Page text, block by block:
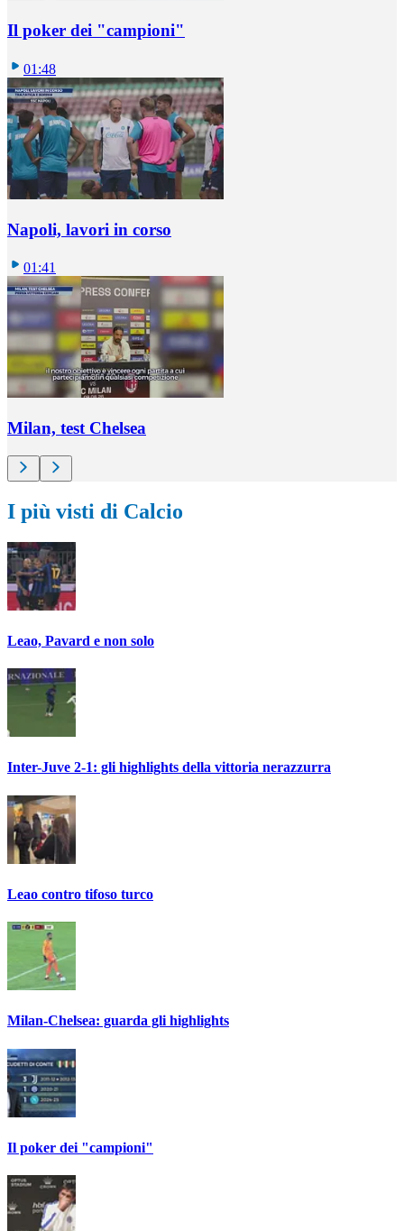
Il poker dei "campioni"
01:48
Napoli, lavori in corso
01:41
Milan, test Chelsea
I più visti di Calcio
Leao, Pavard e non solo
Inter-Juve 2-1: gli highlights della vittoria nerazzurra
Leao contro tifoso turco
Milan-Chelsea: guarda gli highlights
Il poker dei "campioni"